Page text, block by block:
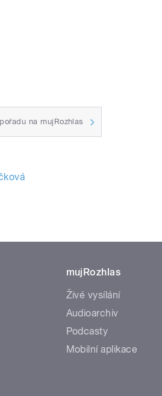
na mujRozhlas
mujRozhlas
Živé vysílání
Audioarchiv
Podcasty
Mobilní aplikace